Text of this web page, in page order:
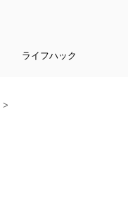
ライフハック
>